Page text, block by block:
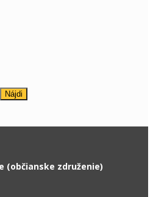
(občianske združenie)